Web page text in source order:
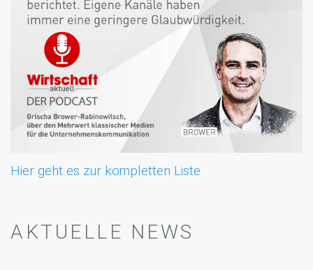
Hier geht es zur kompletten Liste
AKTUELLE NEWS